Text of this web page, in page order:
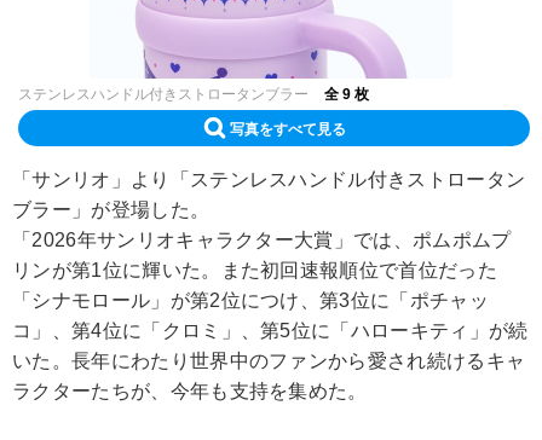
ステンレスハンドル付きストロータンブラー 全 9 枚
写真をすべて見る
「サンリオ」より「ステンレスハンドル付きストロータン
ブラー」が登場した。
「2026年サンリオキャラクター大賞」では、ポムポムプ
リンが第1位に輝いた。また初回速報順位で首位だった
「シナモロール」が第2位につけ、第3位に「ポチャッ
コ」、第4位に「クロミ」、第5位に「ハローキティ」が続
いた。長年にわたり世界中のファンから愛され続けるキャ
ラクターたちが、今年も支持を集めた。